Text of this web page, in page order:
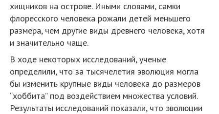
хищников на острове. Иными словами, самки
флоресского человека рожали детей меньшего
размера, чем другие виды древнего человека, хотя
и значительно чаще.
В ходе некоторых исследований, ученые
определили, что за тысячелетия эволюция могла
бы изменить крупные виды человека до размеров
“хоббита” под воздействием множества условий.
Результаты исследований показали, что эволюции